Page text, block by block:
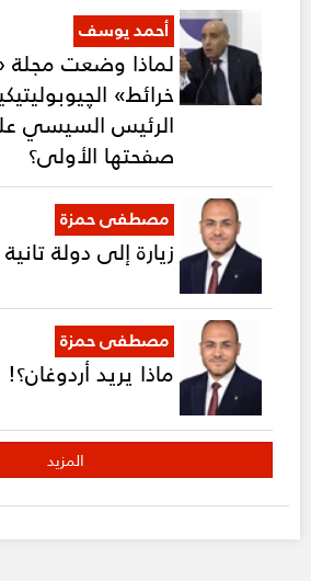
أحمد يوسف
لماذا وضعت مجلة
خرائط»
الرئيس السيسي
صفحتها الأولى؟
مصطفى حمزة
زيارة إلى دولة تانية
مصطفى حمزة
ماذا يريد أردوغان؟!
المزيد